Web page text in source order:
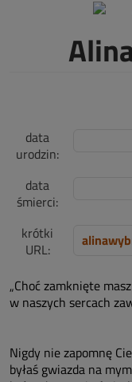
data
urodzin:
data
śmierci:
krótki
URL:
„Choć zamknięte
w naszych sercach
Nigdy nie zapomnę
byłaś gwiazda na